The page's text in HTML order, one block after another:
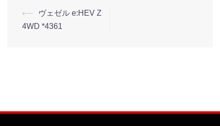
⟵
ヴェゼル e:HEV Z
4WD *4361